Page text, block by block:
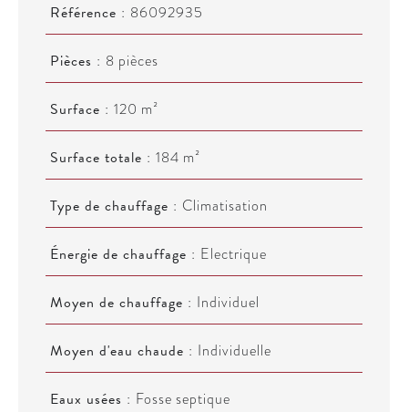
Référence 86092935
Pièces 8 pièces
Surface 120 m²
Surface totale 184 m²
Type de chauffage Climatisation
Énergie de chauffage Electrique
Moyen de chauffage Individuel
Moyen d'eau chaude Individuelle
Eaux usées Fosse septique